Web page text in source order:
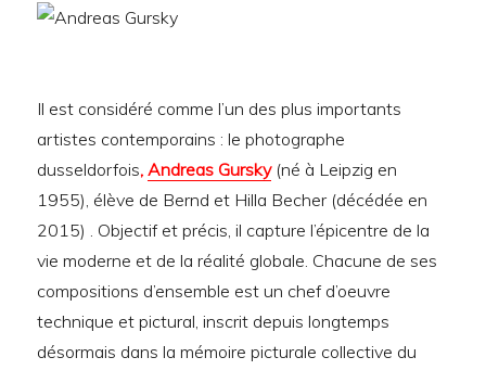
Il est considéré comme l’un des plus importants
artistes contemporains : le photographe
dusseldorfois,Andreas Gursky(né à Leipzig en
1955), élève de Bernd et Hilla Becher (décédée en
2015) . Objectif et précis, il capture l’épicentre de la
vie moderne et de la réalité globale. Chacune de ses
compositions d’ensemble est un chef d’oeuvre
technique et pictural, inscrit depuis longtemps
désormais dans la mémoire picturale collective du